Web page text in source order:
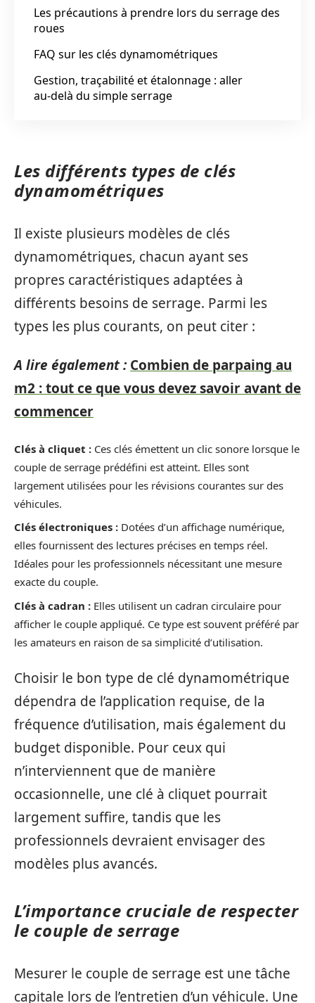
Les précautions à prendre lors du serrage des
roues
FAQ sur les clés dynamométriques
Gestion, traçabilité et étalonnage : aller
au‑delà du simple serrage
Les différents types de clés
dynamométriques
Il existe plusieurs modèles de clés
dynamométriques, chacun ayant ses
propres caractéristiques adaptées à
différents besoins de serrage. Parmi les
types les plus courants, on peut citer :
A lire également : Combien de parpaing au
m2 : tout ce que vous devez savoir avant de
commencer
Clés à cliquet : Ces clés émettent un clic sonore lorsque le
couple de serrage prédéfini est atteint. Elles sont
largement utilisées pour les révisions courantes sur des
véhicules.
Clés électroniques : Dotées d’un affichage numérique,
elles fournissent des lectures précises en temps réel.
Idéales pour les professionnels nécessitant une mesure
exacte du couple.
Clés à cadran : Elles utilisent un cadran circulaire pour
afficher le couple appliqué. Ce type est souvent préféré par
les amateurs en raison de sa simplicité d’utilisation.
Choisir le bon type de clé dynamométrique
dépendra de l’application requise, de la
fréquence d’utilisation, mais également du
budget disponible. Pour ceux qui
n’interviennent que de manière
occasionnelle, une clé à cliquet pourrait
largement suffire, tandis que les
professionnels devraient envisager des
modèles plus avancés.
L’importance cruciale de respecter
le couple de serrage
Mesurer le couple de serrage est une tâche
capitale lors de l’entretien d’un véhicule. Une